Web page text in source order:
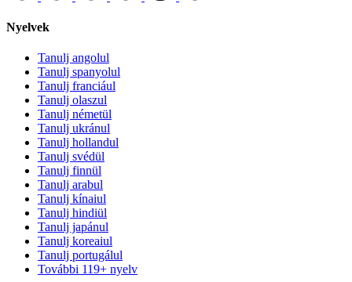
Nyelvek
Tanulj angolul
Tanulj spanyolul
Tanulj franciául
Tanulj olaszul
Tanulj németül
Tanulj ukránul
Tanulj hollandul
Tanulj svédül
Tanulj finnül
Tanulj arabul
Tanulj kínaiul
Tanulj hindiül
Tanulj japánul
Tanulj koreaiul
Tanulj portugálul
További 119+ nyelv